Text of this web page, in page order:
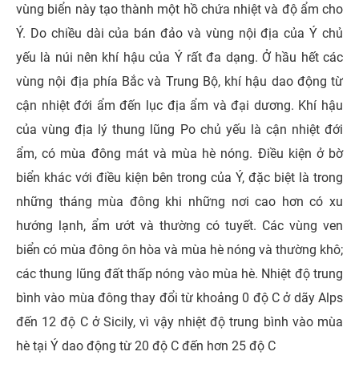
vùng biển này tạo thành một hồ chứa nhiệt và độ ẩm cho
Ý. Do chiều dài của bán đảo và vùng nội địa của Ý chủ
yếu là núi nên khí hậu của Ý rất đa dạng. Ở hầu hết các
vùng nội địa phía Bắc và Trung Bộ, khí hậu dao động từ
cận nhiệt đới ẩm đến lục địa ẩm và đại dương. Khí hậu
của vùng địa lý thung lũng Po chủ yếu là cận nhiệt đới
ẩm, có mùa đông mát và mùa hè nóng. Điều kiện ở bờ
biển khác với điều kiện bên trong của Ý, đặc biệt là trong
những tháng mùa đông khi những nơi cao hơn có xu
hướng lạnh, ẩm ướt và thường có tuyết. Các vùng ven
biển có mùa đông ôn hòa và mùa hè nóng và thường khô;
các thung lũng đất thấp nóng vào mùa hè. Nhiệt độ trung
bình vào mùa đông thay đổi từ khoảng 0 độ C ở dãy Alps
đến 12 độ C ở Sicily, vì vậy nhiệt độ trung bình vào mùa
hè tại Ý dao động từ 20 độ C đến hơn 25 độ C